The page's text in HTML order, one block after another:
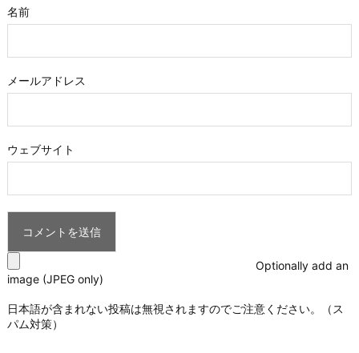
名前
メールアドレス
ウェブサイト
Optionally add an
image (JPEG only)
日本語が含まれない投稿は無視されますのでご注意ください。（ス
パム対策）